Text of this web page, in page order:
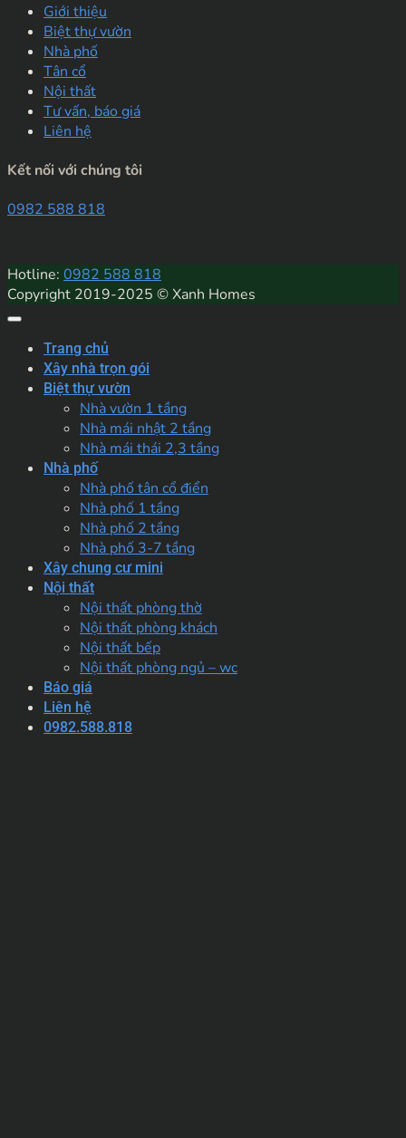
Giới thiệu
Biệt thự vườn
Nhà phố
Tân cổ
Nội thất
Tư vấn, báo giá
Liên hệ
Kết nối với chúng tôi
0982 588 818
Hotline: 0982 588 818
Copyright 2019-2025 © Xanh Homes
Trang chủ
Xây nhà trọn gói
Biệt thự vườn
Nhà vườn 1 tầng
Nhà mái nhật 2 tầng
Nhà mái thái 2,3 tầng
Nhà phố
Nhà phố tân cổ điển
Nhà phố 1 tầng
Nhà phố 2 tầng
Nhà phố 3-7 tầng
Xây chung cư mini
Nội thất
Nội thất phòng thờ
Nội thất phòng khách
Nội thất bếp
Nội thất phòng ngủ – wc
Báo giá
Liên hệ
0982.588.818